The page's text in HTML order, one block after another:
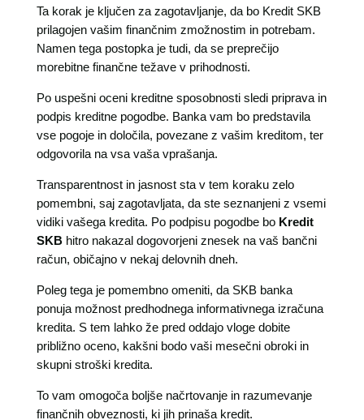
Ta korak je ključen za zagotavljanje, da bo Kredit SKB
prilagojen vašim finančnim zmožnostim in potrebam.
Namen tega postopka je tudi, da se preprečijo
morebitne finančne težave v prihodnosti.
Po uspešni oceni kreditne sposobnosti sledi priprava in
podpis kreditne pogodbe. Banka vam bo predstavila
vse pogoje in določila, povezane z vašim kreditom, ter
odgovorila na vsa vaša vprašanja.
Transparentnost in jasnost sta v tem koraku zelo
pomembni, saj zagotavljata, da ste seznanjeni z vsemi
vidiki vašega kredita. Po podpisu pogodbe bo Kredit
SKBhitro nakazal dogovorjeni znesek na vaš bančni
račun, običajno v nekaj delovnih dneh.
Poleg tega je pomembno omeniti, da SKB banka
ponuja možnost predhodnega informativnega izračuna
kredita. S tem lahko že pred oddajo vloge dobite
približno oceno, kakšni bodo vaši mesečni obroki in
skupni stroški kredita.
To vam omogoča boljše načrtovanje in razumevanje
finančnih obveznosti, ki jih prinaša kredit.